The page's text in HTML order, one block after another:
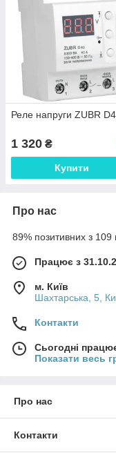
Реле напруги ZUBR
1 320 ₴
Купити
Про нас
89% позитивних з 109
Працює з
м. Київ
Шахтарська, 5,
Контакти
Сьогодні
Показати весь
Про нас
Контакти